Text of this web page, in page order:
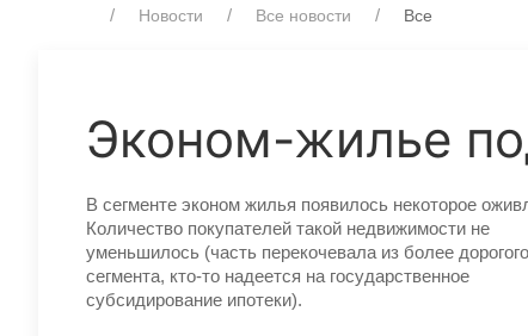
Новости Все новости Все
Эконом-жилье
В сегменте эконом жилья появилось некоторое
Количество покупателей такой недвижимости не
уменьшилось (часть перекочевала из более дорогого
сегмента, кто-то надеется на государственное
субсидирование ипотеки).